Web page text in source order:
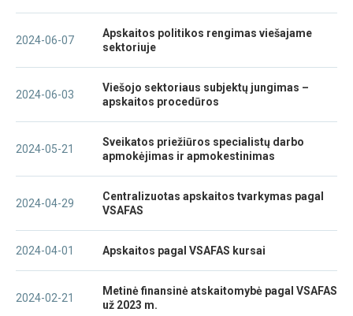
2024-06-07
Apskaitos politikos rengimas viešajame
sektoriuje
2024-06-03
Viešojo sektoriaus subjektų jungimas –
apskaitos procedūros
2024-05-21
Sveikatos priežiūros specialistų darbo
apmokėjimas ir apmokestinimas
2024-04-29
Centralizuotas apskaitos tvarkymas pagal
VSAFAS
2024-04-01 Apskaitos pagal VSAFAS kursai
2024-02-21
Metinė finansinė atskaitomybė pagal VSAFAS
už 2023 m.